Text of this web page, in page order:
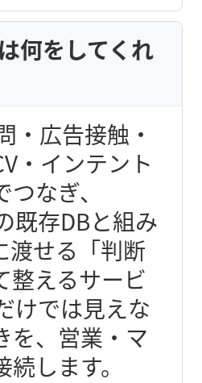
何をしてくれ
・広告接触・
・インテント
なぎ、
既存DBと組み
渡せる「判断
整えるサービ
けでは見えな
を、営業・マ
します。